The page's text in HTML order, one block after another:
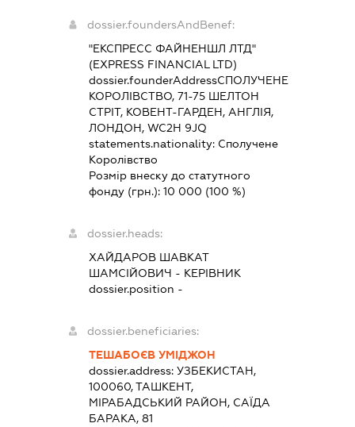
dossier.foundersAndBenef:
"ЕКСПРЕСС ФАЙНЕНШЛ ЛТД"
(EXPRESS FINANCIAL LTD)
dossier.founderAddressСПОЛУЧЕНЕ
КОРОЛІВСТВО, 71-75 ШЕЛТОН
СТРІТ, КОВЕНТ-ГАРДЕН, АНГЛІЯ,
ЛОНДОН, WC2H 9JQ
statements.nationality: Сполучене
Королівство
Розмір внеску до статутного
фонду (грн.): 10 000 (100 %)
dossier.heads:
ХАЙДАРОВ ШАВКАТ
ШАМСІЙОВИЧ - КЕРІВНИК
dossier.position -
dossier.beneficiaries:
ТЕШАБОЄВ УМІДЖОН
dossier.address: УЗБЕКИСТАН,
100060, ТАШКЕНТ,
МІРАБАДСЬКИЙ РАЙОН, САЇДА
БАРАКА, 81